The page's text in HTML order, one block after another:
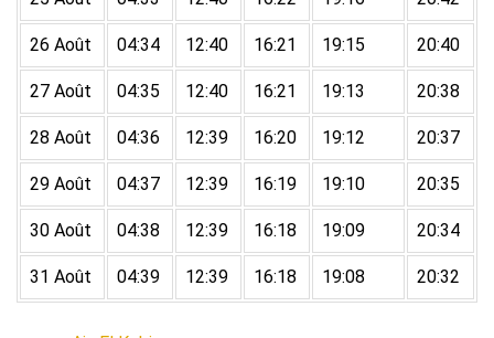
26 Août 04:34 12:40 16:21 19:15 20:40
27 Août 04:35 12:40 16:21 19:13 20:38
28 Août 04:36 12:39 16:20 19:12 20:37
29 Août 04:37 12:39 16:19 19:10 20:35
30 Août 04:38 12:39 16:18 19:09 20:34
31 Août 04:39 12:39 16:18 19:08 20:32